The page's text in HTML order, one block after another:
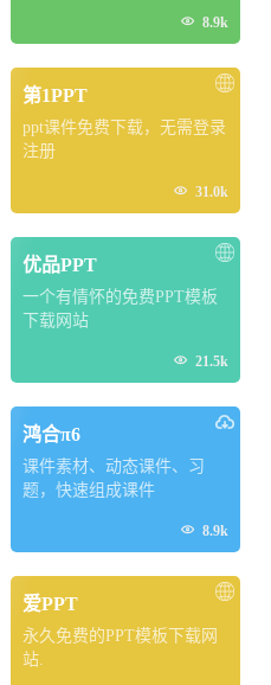
 8.9k
第1PPT
ppt课件免费下载，无需登录
注册
 31.0k
优品PPT
一个有情怀的免费PPT模板
下载网站
 21.5k
鸿合π6
课件素材、动态课件、习
题，快速组成课件
 8.9k
爱PPT
永久免费的PPT模板下载网
站.